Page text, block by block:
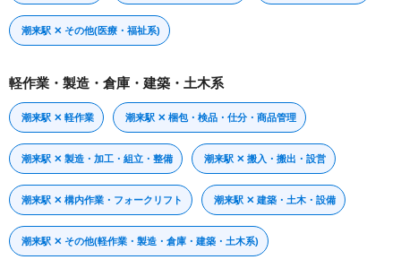
潮来駅 ✕ その他(医療・福祉系)
軽作業・製造・倉庫・建築・土木系
潮来駅 ✕ 軽作業 潮来駅 ✕ 梱包・検品・仕分・商品管理
潮来駅 ✕ 製造・加工・組立・整備 潮来駅 ✕ 搬入・搬出・設営
潮来駅 ✕ 構内作業・フォークリフト 潮来駅 ✕ 建築・土木・設備
潮来駅 ✕ その他(軽作業・製造・倉庫・建築・土木系)